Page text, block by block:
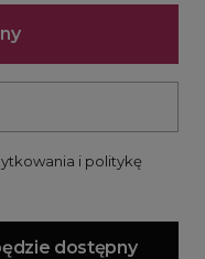
i politykę
dostępny